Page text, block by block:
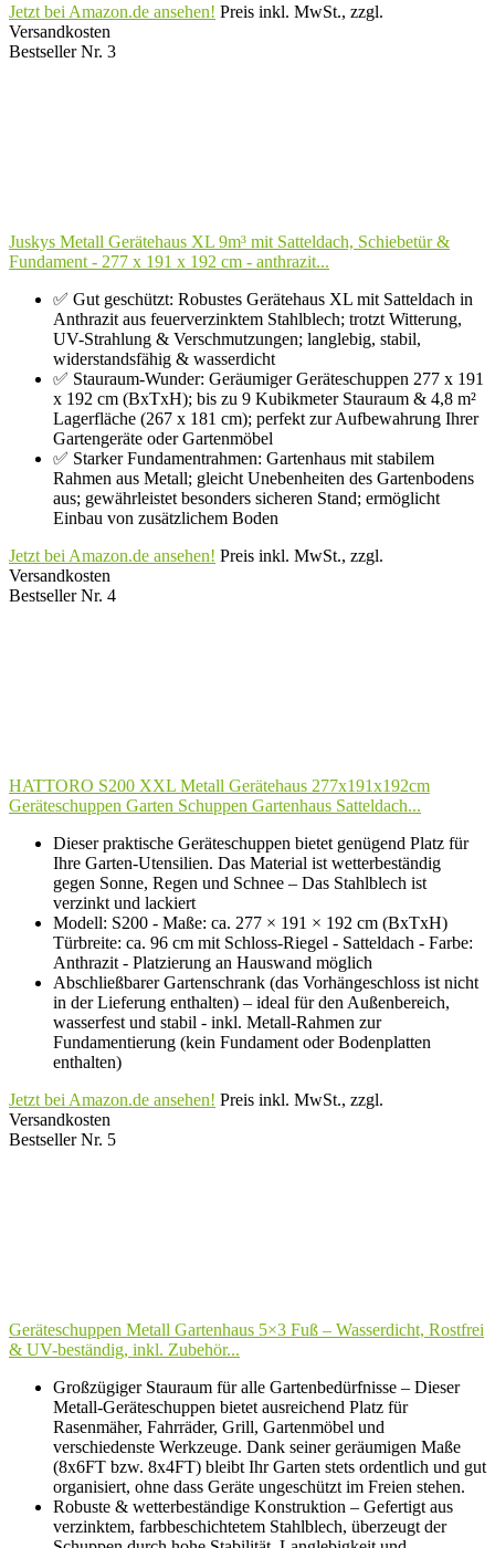
Jetzt bei Amazon.de ansehen! Preis inkl. MwSt., zzgl.
Versandkosten
Bestseller Nr. 3
Juskys Metall Gerätehaus XL 9m³ mit Satteldach, Schiebetür &
Fundament - 277 x 191 x 192 cm - anthrazit...
✅ Gut geschützt: Robustes Gerätehaus XL mit Satteldach in
Anthrazit aus feuerverzinktem Stahlblech; trotzt Witterung,
UV-Strahlung & Verschmutzungen; langlebig, stabil,
widerstandsfähig & wasserdicht
✅ Stauraum-Wunder: Geräumiger Geräteschuppen 277 x 191
x 192 cm (BxTxH); bis zu 9 Kubikmeter Stauraum & 4,8 m²
Lagerfläche (267 x 181 cm); perfekt zur Aufbewahrung Ihrer
Gartengeräte oder Gartenmöbel
✅ Starker Fundamentrahmen: Gartenhaus mit stabilem
Rahmen aus Metall; gleicht Unebenheiten des Gartenbodens
aus; gewährleistet besonders sicheren Stand; ermöglicht
Einbau von zusätzlichem Boden
Jetzt bei Amazon.de ansehen! Preis inkl. MwSt., zzgl.
Versandkosten
Bestseller Nr. 4
HATTORO S200 XXL Metall Gerätehaus 277x191x192cm
Geräteschuppen Garten Schuppen Gartenhaus Satteldach...
Dieser praktische Geräteschuppen bietet genügend Platz für
Ihre Garten-Utensilien. Das Material ist wetterbeständig
gegen Sonne, Regen und Schnee – Das Stahlblech ist
verzinkt und lackiert
Modell: S200 - Maße: ca. 277 × 191 × 192 cm (BxTxH)
Türbreite: ca. 96 cm mit Schloss-Riegel - Satteldach - Farbe:
Anthrazit - Platzierung an Hauswand möglich
Abschließbarer Gartenschrank (das Vorhängeschloss ist nicht
in der Lieferung enthalten) – ideal für den Außenbereich,
wasserfest und stabil - inkl. Metall-Rahmen zur
Fundamentierung (kein Fundament oder Bodenplatten
enthalten)
Jetzt bei Amazon.de ansehen! Preis inkl. MwSt., zzgl.
Versandkosten
Bestseller Nr. 5
Geräteschuppen Metall Gartenhaus 5×3 Fuß – Wasserdicht, Rostfrei
& UV-beständig, inkl. Zubehör...
Großzügiger Stauraum für alle Gartenbedürfnisse – Dieser
Metall-Geräteschuppen bietet ausreichend Platz für
Rasenmäher, Fahrräder, Grill, Gartenmöbel und
verschiedenste Werkzeuge. Dank seiner geräumigen Maße
(8x6FT bzw. 8x4FT) bleibt Ihr Garten stets ordentlich und gut
organisiert, ohne dass Geräte ungeschützt im Freien stehen.
Robuste & wetterbeständige Konstruktion – Gefertigt aus
verzinktem, farbbeschichtetem Stahlblech, überzeugt der